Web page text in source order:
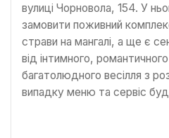
вулиці Чорновола, 154. У
замовити поживний
страви на мангалі, а ще є
від інтимного,
багатолюдного весілля з
випадку меню та сервіс